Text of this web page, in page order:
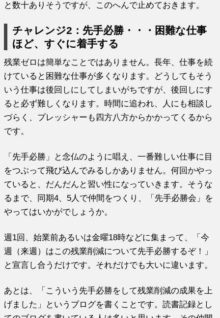
と数十ありそうですが、 このへんで止めておきます。
チャレンジ2：先手必勝・・・困難な仕事
ほど、すぐに着手する
残業ゼロは簡単なことではありません。長年、仕事を続
けていると困難な仕事が多くなります。 どうしてもそう
いう仕事は後回しにしてしまいがちですが、後回しにす
ると必ず難しくなります。時間に追われ、
人にも相談し
づらく、 プレッシャーも四方八方からかかってくるから
です。
「先手必勝」と念仏のように唱え、一番難しい仕事に目
をつぶって飛び込んでみるしかありません。何回かやっ
ていると、だんだんと習い性になっていきます。 そうな
るまで、同期4、5人で仲間をつくり、「先手必勝会」 を
やってはいかがでしょうか。
週1回、始業前あるいは金曜18時などに集まって、「今
週（来週）はこの残業削減について先手必勝するぞ！」
と宣言し合うだけです。それだけでも大いに違います。
あとは、「こういう先手必勝をして残業削減の成果を上
げました」
というブログを書くことです。読書記録とし